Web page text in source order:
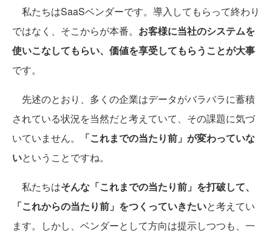
私たちはSaaSベンダーです。導入してもらって終わり
ではなく、そこからが本番。 お客様に当社のシステムを
使いこなしてもらい、価値を享受してもらうことが大事
です。
先述のとおり、多くの企業はデータがバラバラに蓄積
されている状況を当然だと考えていて、その課題に気づ
いていません。
「これまでの当たり前」が変わっていな
いということですね。
私たちはそんな「これまでの当たり前」を打破して、
「これからの当たり前」をつくっていきたいと考えてい
ます。しかし、ベンダーとして方向は提示しつつも、一